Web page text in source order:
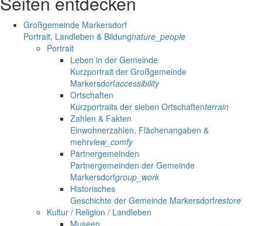
Großgemeinde Markersdorf
Portrait, Landleben & Bildungnature_people
Portrait
Leben in der Gemeinde
Kurzportrait der Großgemeinde
Markersdorfaccessibility
Ortschaften
Kurzportraits der sieben Ortschaftenterrain
Zahlen & Fakten
Einwohnerzahlen, Flächenangaben &
mehrview_comfy
Partnergemeinden
Partnergemeinden der Gemeinde
Markersdorfgroup_work
Historisches
Geschichte der Gemeinde Markersdorfrestore
Kultur / Religion / Landleben